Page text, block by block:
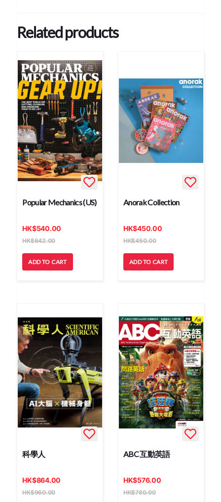
Related products
Popular Mechanics (US)
HK$540.00
HK$642.00
ADD TO CART
Anorak Collection
HK$450.00
HK$450.00
ADD TO CART
科學人
HK$864.00
HK$960.00
ABC 互動英語
HK$576.00
HK$780.00